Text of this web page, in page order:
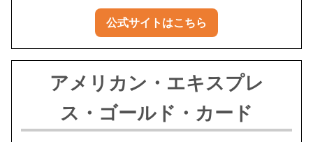
公式サイトはこちら
アメリカン・エキスプレ
ス・ゴールド・カード